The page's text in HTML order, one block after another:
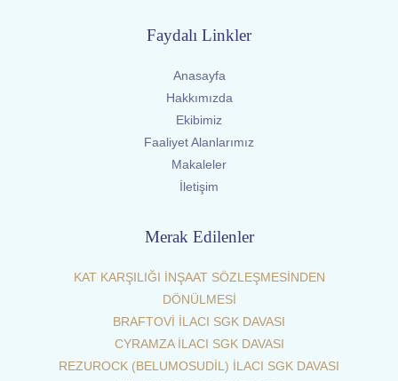
Faydalı Linkler
Anasayfa
Hakkımızda
Ekibimiz
Faaliyet Alanlarımız
Makaleler
İletişim
Merak Edilenler
KAT KARŞILIĞI İNŞAAT SÖZLEŞMESİNDEN
DÖNÜLMESİ
BRAFTOVİ İLACI SGK DAVASI
CYRAMZA İLACI SGK DAVASI
REZUROCK (BELUMOSUDİL) İLACI SGK DAVASI